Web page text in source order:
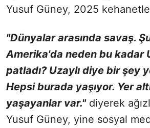
Yusuf Güney, 2025
"Dünyalar arasında savaş.
Amerika'da neden bu kadar
patladı? Uzaylı diye bir şey
Hepsi burada yaşıyor. Yer
yaşayanlar var."diyerek
Yusuf Güney, yine sosyal